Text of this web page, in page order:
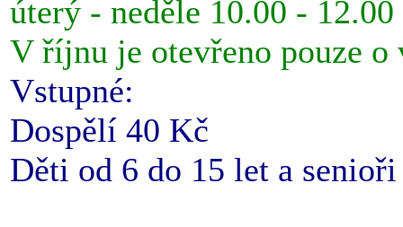
úterý - neděle 10.00 -
V říjnu je otevřeno pouze o
Vstupné:
Dospělí 40 Kč
Děti od 6 do 15 let a